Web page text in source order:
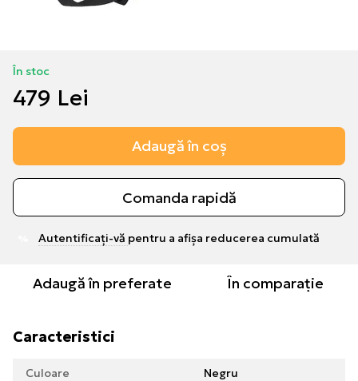
În stoc
479 Lei
Adaugă în coș
Comanda rapidă
Autentificați-vă pentru a afișa reducerea cumulată
Adaugă în preferate În comparație
Caracteristici
Culoare Negru